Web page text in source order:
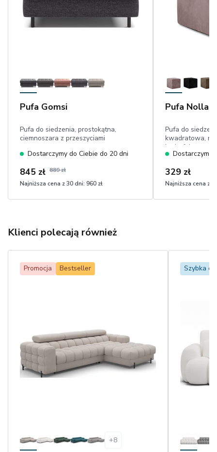
Pufa Gomsi
Pufa do siedzenia, prostokątna,
ciemnoszara z przeszyciami
Dostarczymy do Ciebie do 20 dni
845 zł 889 zł
Najniższa cena z 30 dni: 960 zł
Pufa Nolla
Pufa do
kwadratowa,
hydrofobowy
Dostarczymy
329 zł
Najniższa cena z
Klienci polecają również
Promocja Bestseller
+8
Szybka